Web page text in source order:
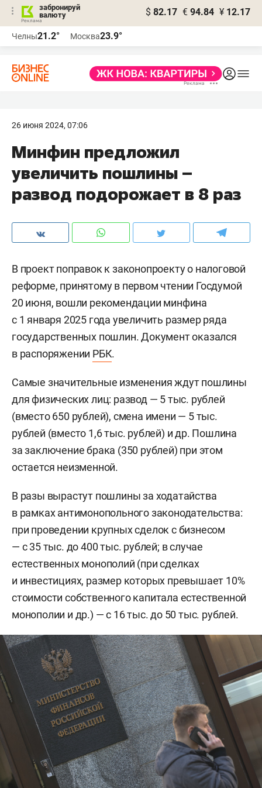
забронируй
валюту
$ 82.17 € 94.84 ¥ 12.17
Челны21.2° Москва23.9°
26 июня 2024, 07:06
Минфин предложил
увеличить пошлины –​
развод подорожает в 8 раз
В проект поправок к законопроекту о налоговой
реформе, принятому в первом чтении Госдумой
20 июня, вошли рекомендации минфина
с 1 января 2025 года увеличить размер ряда
государственных пошлин. Документ оказался
в распоряжении РБК.
Самые значительные изменения ждут пошлины
для физических лиц: развод — 5 тыс. рублей
(вместо 650 рублей), смена имени — 5 тыс.
рублей (вместо 1,6 тыс. рублей) и др. Пошлина
за заключение брака (350 рублей) при этом
остается неизменной.
В разы вырастут пошлины за ходатайства
в рамках антимонопольного законодательства:
при проведении крупных сделок с бизнесом
— с 35 тыс. до 400 тыс. рублей; в случае
естественных монополий (при сделках
и инвестициях, размер которых превышает 10%
стоимости собственного капитала естественной
монополии и др.) — с 16 тыс. до 50 тыс. рублей.